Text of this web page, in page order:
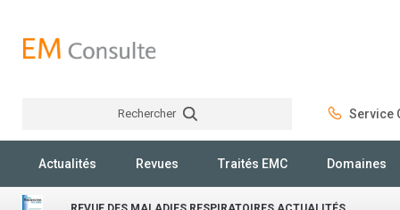
Rechercher Service
Actualités Revues Traités EMC Domaines